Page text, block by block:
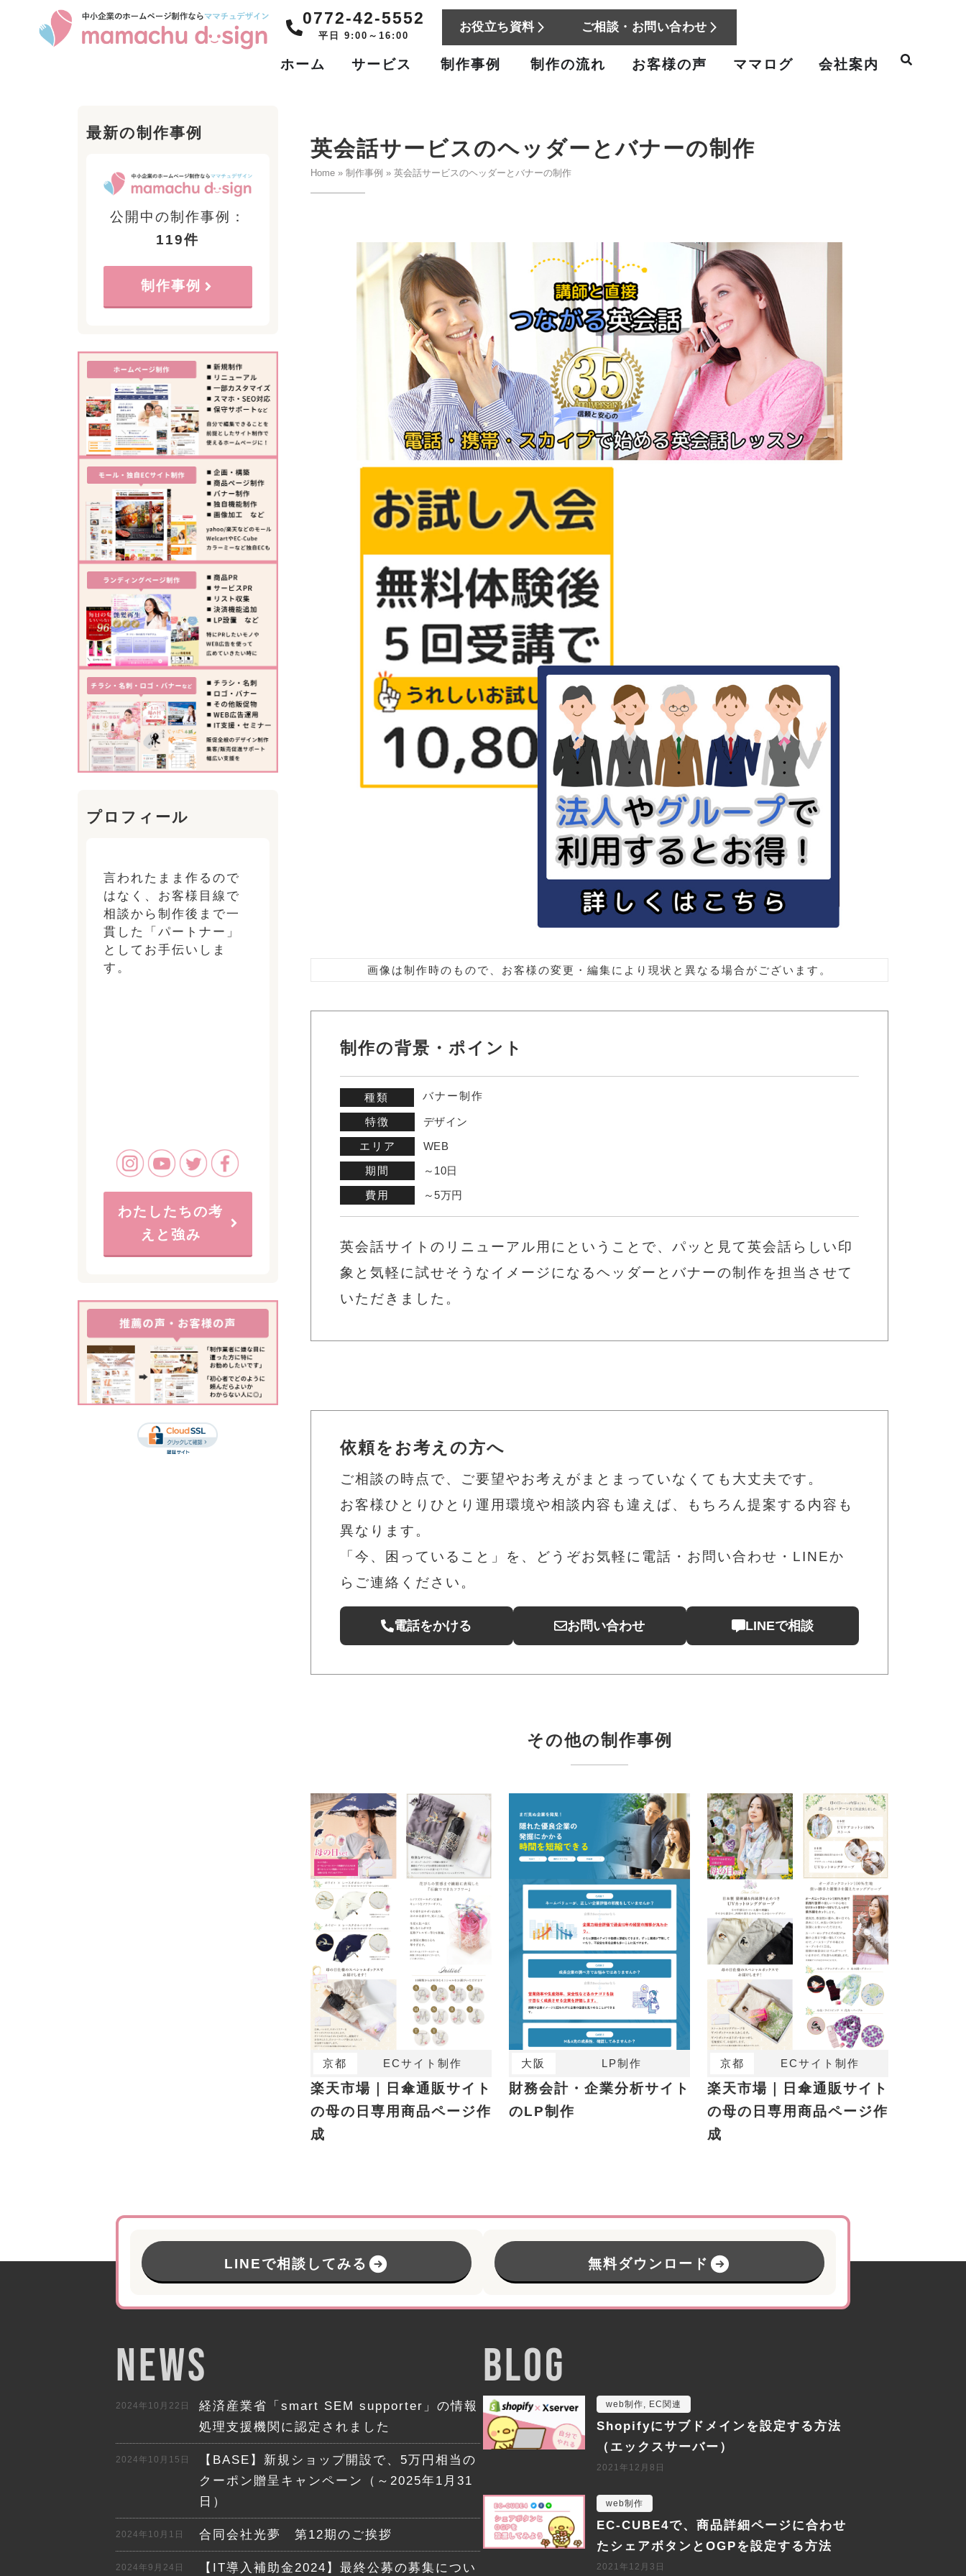
0772-42-5552
平日 9:00～16:00
お役立ち資料 ご相談・お問い合わせ
ホーム サービス 制作事例 制作の流れ お客様の声 ママログ 会社案内
最新の制作事例
公開中の制作事例：
119件
制作事例
プロフィール
言われたまま作るので
はなく、お客様目線で
相談から制作後まで一
貫した「パートナー」
としてお手伝いしま
す。
わたしたちの考
えと強み
英会話サービスのヘッダーとバナーの制作
Home» 制作事例 » 英会話サービスのヘッダーとバナーの制作
画像は制作時のもので、お客様の変更・編集により現状と異なる場合がございます。
制作の背景・ポイント
種類 バナー制作
特徴
デザイン
エリア
WEB
期間
～10日
費用
～5万円
英会話サイトのリニューアル用にということで、パッと見て英会話らしい印
象と気軽に試せそうなイメージになるヘッダーとバナーの制作を担当させて
いただきました。
依頼をお考えの方へ
ご相談の時点で、ご要望やお考えがまとまっていなくても大丈夫です。
お客様ひとりひとり運用環境や相談内容も違えば、もちろん提案する内容も
異なります。
「今、困っていること」を、どうぞお気軽に電話・お問い合わせ・LINEか
らご連絡ください。
電話をかける お問い合わせ LINEで相談
その他の制作事例
京都 ECサイト制作
楽天市場｜日傘通販サイト
の母の日専用商品ページ作
成
大阪 LP制作
財務会計・企業分析サイト
のLP制作
京都 ECサイト制作
楽天市場｜日傘通販サイト
の母の日専用商品ページ作
成
LINEで相談してみる 無料ダウンロード
NEWS
2024年10月22日
経済産業省「smart SEM supporter」の情報
処理支援機関に認定されました
2024年10月15日
【BASE】新規ショップ開設で、5万円相当の
クーポン贈呈キャンペーン（～2025年1月31
日）
2024年10月1日 合同会社光夢 第12期のご挨拶
2024年9月24日 【IT導入補助金2024】最終公募の募集につい
BLOG
web制作, EC関連
Shopifyにサブドメインを設定する方法
（エックスサーバー）
2021年12月8日
web制作
EC-CUBE4で、商品詳細ページに合わせ
たシェアボタンとOGPを設定する方法
2021年12月3日